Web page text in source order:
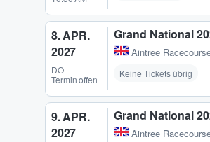
8. APR.
2027
DO
Termin offen
Grand National
Aintree
Keine Tickets übrig
9. APR.
2027
Grand National
Aintree